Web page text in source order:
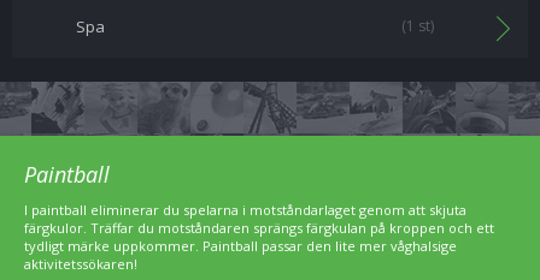
Spa (1 st)
Paintball
I paintball eliminerar du spelarna i motståndarlaget genom att skjuta
färgkulor. Träffar du motståndaren sprängs färgkulan på kroppen och ett
tydligt märke uppkommer. Paintball passar den lite mer våghalsige
aktivitetssökaren!